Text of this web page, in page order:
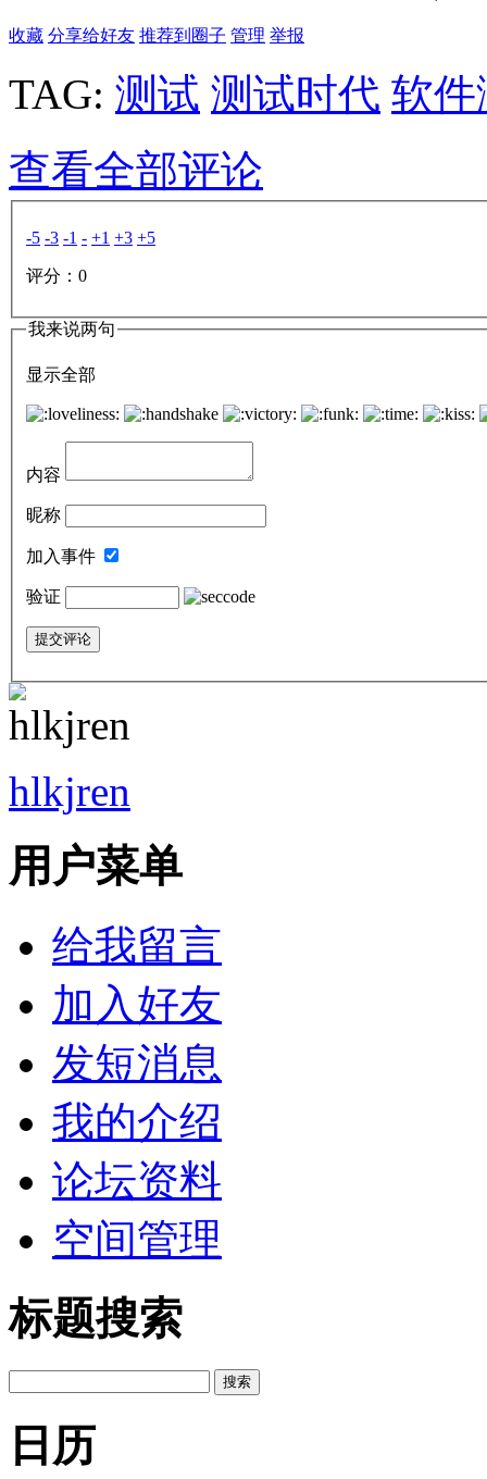
收藏 分享给好友 推荐到圈子 管理 举报
TAG: 测试 测试时代 软件
查看全部评论
-5 -3 -1 - +1 +3 +5
评分： 0
我来说两句
显示全部
内容
昵称
加入事件
验证
提交评论
hlkjren
用户菜单
给我留言
加入好友
发短消息
我的介绍
论坛资料
空间管理
标题搜索
日历